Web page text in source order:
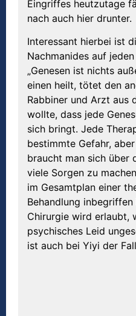
Eingriffes heutzutage
nach auch hier drunter.
Interessant hierbei ist
Nachmanides auf
„Genesen ist nichts
einen heilt, tötet den
Rabbiner und Arzt aus
wollte, dass jede
sich bringt. Jede
bestimmte Gefahr,
braucht man sich über
viele Sorgen zu
im Gesamtplan einer
Behandlung
Chirurgie wird erlaubt,
psychisches Leid
ist auch bei Yiyi der